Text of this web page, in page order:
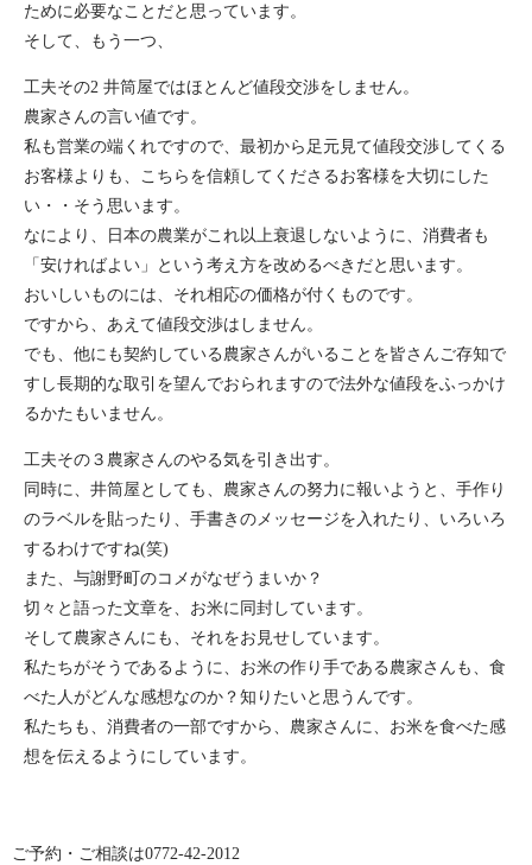
ために必要なことだと思っています。
そして、もう一つ、
工夫その2 井筒屋ではほとんど値段交渉をしません。
農家さんの言い値です。
私も営業の端くれですので、最初から足元見て値段交渉してくる
お客様よりも、こちらを信頼してくださるお客様を大切にした
い・・そう思います。
なにより、日本の農業がこれ以上衰退しないように、消費者も
「安ければよい」という考え方を改めるべきだと思います。
おいしいものには、それ相応の価格が付くものです。
ですから、あえて値段交渉はしません。
でも、他にも契約している農家さんがいることを皆さんご存知で
すし長期的な取引を望んでおられますので法外な値段をふっかけ
るかたもいません。
工夫その３農家さんのやる気を引き出す。
同時に、井筒屋としても、農家さんの努力に報いようと、手作り
のラベルを貼ったり、手書きのメッセージを入れたり、いろいろ
するわけですね(笑)
また、与謝野町のコメがなぜうまいか？
切々と語った文章を、お米に同封しています。
そして農家さんにも、それをお見せしています。
私たちがそうであるように、お米の作り手である農家さんも、食
べた人がどんな感想なのか？知りたいと思うんです。
私たちも、消費者の一部ですから、農家さんに、お米を食べた感
想を伝えるようにしています。
ご予約・ご相談は0772-42-2012